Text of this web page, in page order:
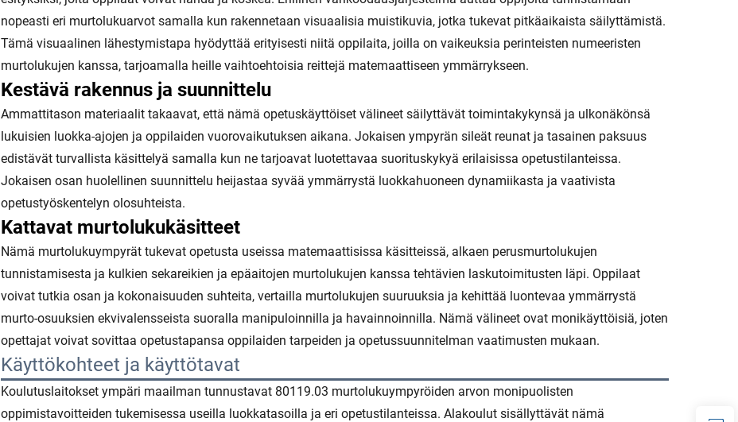
nopeasti eri murtolukuarvot samalla kun rakennetaan visuaalisia muistikuvia, jotka tukevat pitkäaikaista säilyttämistä.
Tämä visuaalinen lähestymistapa hyödyttää erityisesti niitä oppilaita, joilla on vaikeuksia perinteisten numeeristen
murtolukujen kanssa, tarjoamalla heille vaihtoehtoisia reittejä matemaattiseen ymmärrykseen.
Kestävä rakennus ja suunnittelu
Ammattitason materiaalit takaavat, että nämä opetuskäyttöiset välineet säilyttävät toimintakykynsä ja ulkonäkönsä
lukuisien luokka-ajojen ja oppilaiden vuorovaikutuksen aikana. Jokaisen ympyrän sileät reunat ja tasainen paksuus
edistävät turvallista käsittelyä samalla kun ne tarjoavat luotettavaa suorituskykyä erilaisissa opetustilanteissa.
Jokaisen osan huolellinen suunnittelu heijastaa syvää ymmärrystä luokkahuoneen dynamiikasta ja vaativista
opetustyöskentelyn olosuhteista.
Kattavat murtolukukäsitteet
Nämä murtolukuympyrät tukevat opetusta useissa matemaattisissa käsitteissä, alkaen perusmurtolukujen
tunnistamisesta ja kulkien sekareikien ja epäaitojen murtolukujen kanssa tehtävien laskutoimitusten läpi. Oppilaat
voivat tutkia osan ja kokonaisuuden suhteita, vertailla murtolukujen suuruuksia ja kehittää luontevaa ymmärrystä
murto-osuuksien ekvivalensseista suoralla manipuloinnilla ja havainnoinnilla. Nämä välineet ovat monikäyttöisiä, joten
opettajat voivat sovittaa opetustapansa oppilaiden tarpeiden ja opetussuunnitelman vaatimusten mukaan.
Käyttökohteet ja käyttötavat
Koulutuslaitokset ympäri maailman tunnustavat 80119.03 murtolukuympyröiden arvon monipuolisten
oppimistavoitteiden tukemisessa useilla luokkatasoilla ja eri opetustilanteissa. Alakoulut sisällyttävät nämä